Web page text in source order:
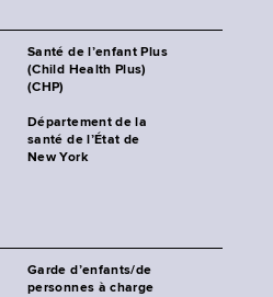
Santé de l’enfant Plus
(Child Health Plus)
(CHP)
Département de la
santé de l’État de
New York
Garde d’enfants/de
personnes à charge